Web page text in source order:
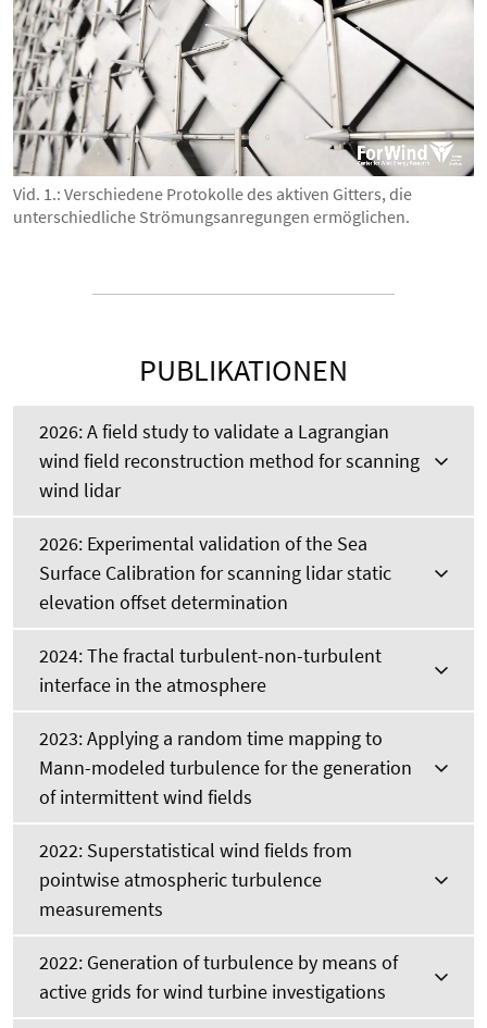
Vid. 1.: Verschiedene Protokolle des aktiven Gitters, die
unterschiedliche Strömungsanregungen ermöglichen.
PUBLIKATIONEN
2026: A field study to validate a Lagrangian
wind field reconstruction method for scanning
wind lidar
2026: Experimental validation of the Sea
Surface Calibration for scanning lidar static
elevation offset determination
2024: The fractal turbulent-non-turbulent
interface in the atmosphere
2023: Applying a random time mapping to
Mann-modeled turbulence for the generation
of intermittent wind fields
2022: Superstatistical wind fields from
pointwise atmospheric turbulence
measurements
2022: Generation of turbulence by means of
active grids for wind turbine investigations